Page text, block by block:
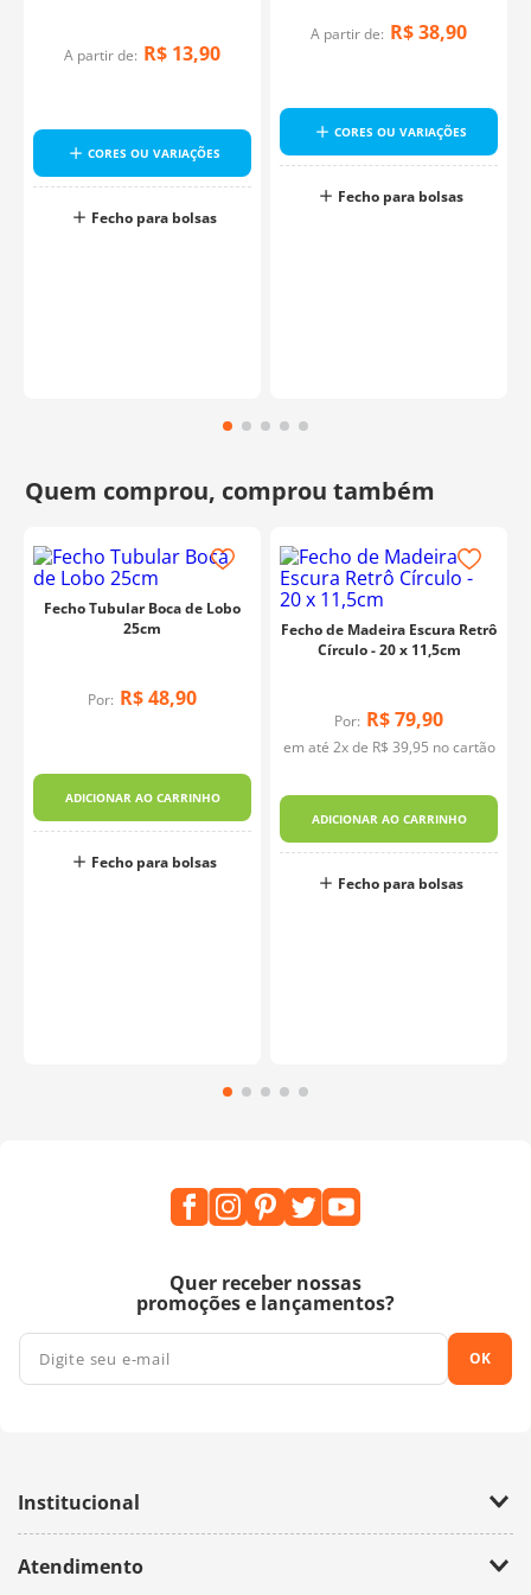
A partir de: R$ 13,90
CORES OU VARIAÇÕES
Fecho para bolsas
A partir de: R$38,90
CORES OU VARIAÇÕES
Fecho para bolsas
Fecho Tubular Boca de Lobo
25cm
Por: R$48,90
ADICIONAR AO CARRINHO
Fecho para bolsas
Fecho de Madeira Escura Retrô
Círculo - 20 x 11,5cm
Por: R$79,90
em até 2x de R$ 39,95 no cartão
ADICIONAR AO CARRINHO
Fecho para bolsas
Quer receber nossas
promoções e lançamentos?
OK
Institucional
Trabalhe Conosco
Atendimento